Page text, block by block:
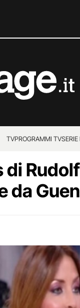
TVPROGRAMMI TV
di
da